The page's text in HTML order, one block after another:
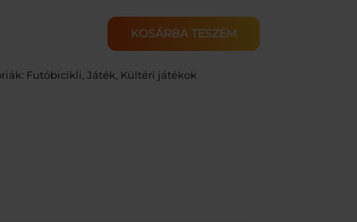
KOSÁRBA TESZEM
Futóbicikli Játék Kültéri játékok